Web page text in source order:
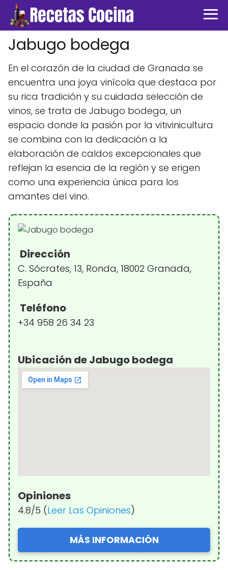
Jabugo bodega
En el corazón de la ciudad de Granada se
encuentra una joya vinícola que destaca por
su rica tradición y su cuidada selección de
vinos, se trata de Jabugo bodega, un
espacio donde la pasión por la vitivinicultura
se combina con la dedicación a la
elaboración de caldos excepcionales que
reflejan la esencia de la región y se erigen
como una experiencia única para los
amantes del vino.
Dirección
C. Sócrates, 13, Ronda, 18002 Granada,
España
Teléfono
+34 958 26 34 23
Ubicación de Jabugo bodega
Opiniones
4.8/5 (Leer Las Opiniones)
MÁS INFORMACIÓN